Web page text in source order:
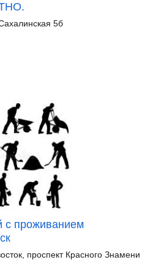
5б
с проживанием
проспект Красного Знамени